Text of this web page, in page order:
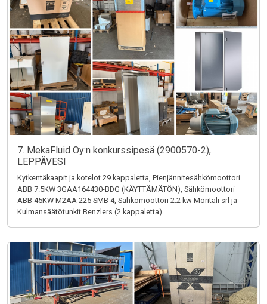
7. MekaFluid Oy:n konkurssipesä (2900570-2),
LEPPÄVESI
Kytkentäkaapit ja kotelot 29 kappaletta, Pienjännitesähkömoottori
ABB 7.5KW 3GAA164430-BDG (KÄYTTÄMÄTÖN), Sähkömoottori
ABB 45KW M2AA 225 SMB 4, Sähkömoottori 2.2 kw Moritali srl ja
Kulmansäätötunkit Benzlers (2 kappaletta)